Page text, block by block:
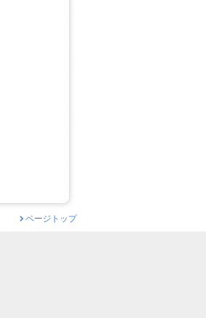
ページトップ